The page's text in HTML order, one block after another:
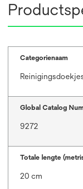
Categorienaam
Global Catalog
9272
Totale lengte
20 cm